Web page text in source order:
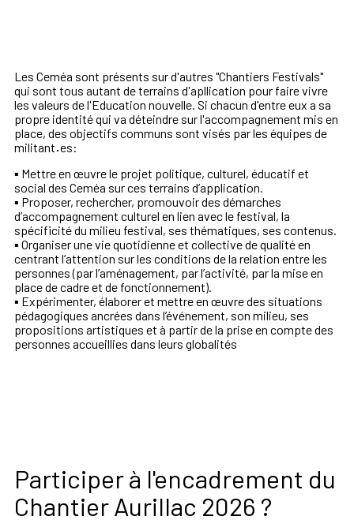
Les Ceméa sont présents sur d'autres "Chantiers Festivals"
qui sont tous autant de terrains d'apllication pour faire vivre
les valeurs de l'Education nouvelle. Si chacun d'entre eux a sa
propre identité qui va déteindre sur l'accompagnement mis en
place, des objectifs communs sont visés par les équipes de
militant·es:
▪ Mettreen œuvrele projet politique, culturel, éducatif et
social des Ceméa surces terrains d’application.
▪ Proposer, rechercher, promouvoir des démarches
d’accompagnement culturel en lien avec le festival, la
spécificité du milieu festival, ses thématiques, ses contenus.
▪ Organiser une vie quotidienne et collective de qualité en
centrant l’attention sur les conditions de la relation entre les
personnes (par l’aménagement, par l’activité, par la mise en
place de cadre et de fonctionnement).
▪ Expérimenter, élaborer et mettre en œuvre des situations
pédagogiques ancrées dans l’événement, son milieu, ses
propositions artistiques et à partir de la prise en compte des
personnes accueillies dans leurs globalités
Participer à l'encadrement du
Chantier Aurillac 2026 ?